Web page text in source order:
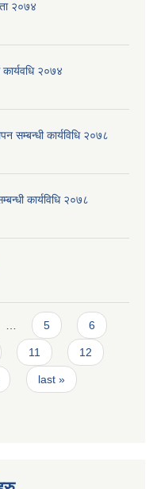
२०७४
कार्यवधि २०७४
सम्बन्धी कार्यविधि २०७८
कार्यविधि २०७८
5 6
11 12
last »